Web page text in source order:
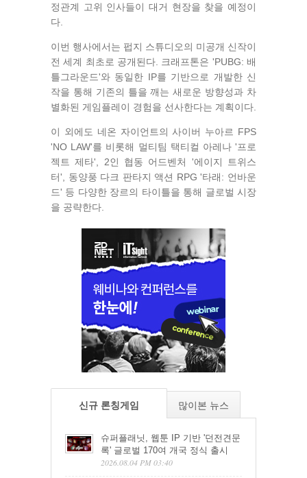
정관계 고위 인사들이 대거 현장을 찾을 예정이
다.
이번 행사에서는 펍지 스튜디오의 미공개 신작이
전 세계 최초로 공개된다. 크래프톤은 'PUBG: 배
틀그라운드'와 동일한 IP를 기반으로 개발한 신
작을 통해 기존의 틀을 깨는 새로운 방향성과 차
별화된 게임플레이 경험을 선사한다는 계획이다.
이 외에도 네온 자이언트의 사이버 누아르 FPS
'NO LAW'를 비롯해 멀티팀 택티컬 아레나 '프로
젝트 제타', 2인 협동 어드벤처 '에이지 트위스
터', 동양풍 다크 판타지 액션 RPG '타래: 언바운
드' 등 다양한 장르의 타이틀을 통해 글로벌 시장
을 공략한다.
신규 론칭게임 많이본 뉴스
슈퍼플래닛, 웹툰 IP 기반 '던전견문
록' 글로벌 170여 개국 정식 출시
2026.08.04 PM 03:40